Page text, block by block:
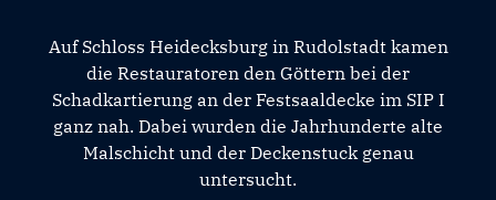
Auf Schloss Heidecksburg in Rudolstadt kamen
die Restauratoren den Göttern bei der
Schadkartierung an der Festsaaldecke im SIP I
ganz nah. Dabei wurden die Jahrhunderte alte
Malschicht und der Deckenstuck genau
untersucht.